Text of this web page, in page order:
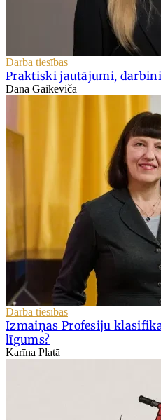
Darba tiesības
Praktiski jautājumi,
Dana Gaikeviča
Darba tiesības
Izmaiņas Profesiju
līgums?
Karīna Platā